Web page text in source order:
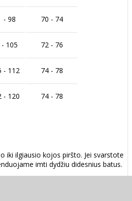
- 98 70 - 74
105 72 - 76
- 112 74 - 78
- 120 74 - 78
iki ilgiausio kojos piršto. Jei svarstote
imti dydžiu didesnius batus.